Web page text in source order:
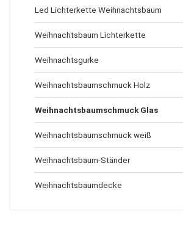
Led Lichterkette Weihnachtsbaum
Weihnachtsbaum Lichterkette
Weihnachtsgurke
Weihnachtsbaumschmuck Holz
Weihnachtsbaumschmuck Glas
Weihnachtsbaumschmuck weiß
Weihnachtsbaum-Ständer
Weihnachtsbaumdecke